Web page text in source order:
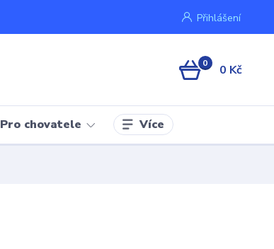
Přihlášení
0 0 Kč
Pro chovatele Více